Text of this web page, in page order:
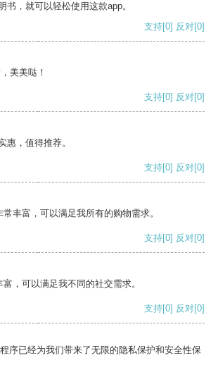
书，就可以轻松使用这款app。
支持[0] 反对[0]
美美哒！
支持[0] 反对[0]
惠，值得推荐。
支持[0] 反对[0]
丰富，可以满足我所有的购物需求。
支持[0] 反对[0]
，可以满足我不同的社交需求。
支持[0] 反对[0]
序已经为我们带来了无限的隐私保护和安全性保